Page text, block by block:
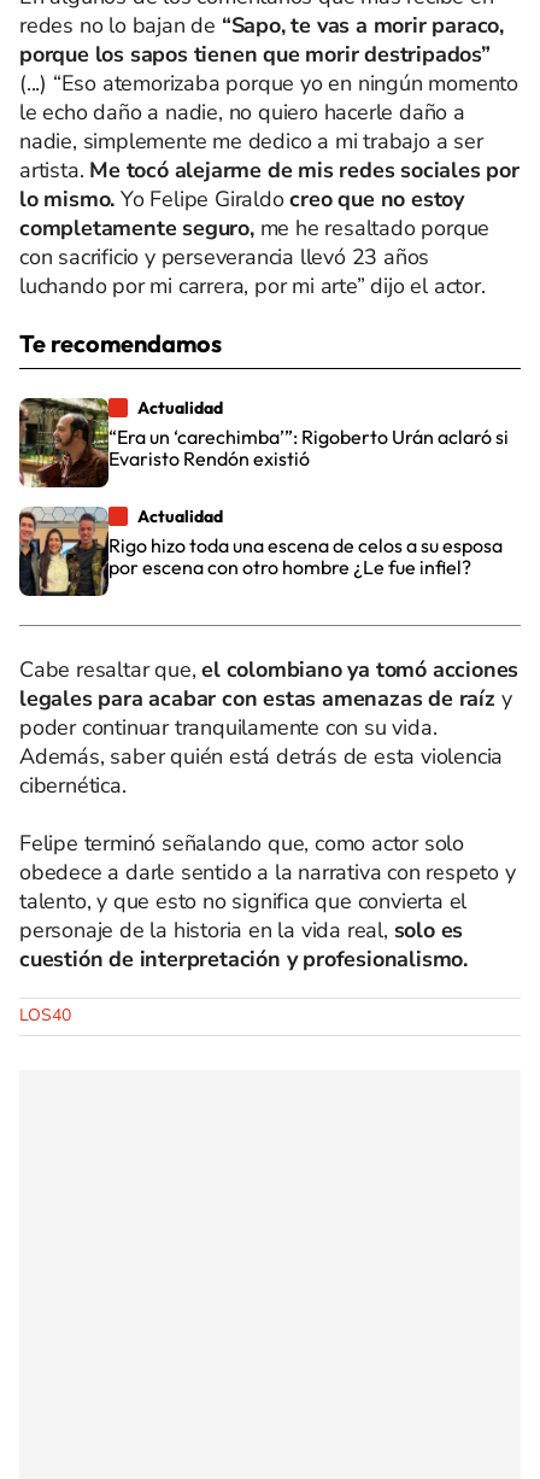
redes no lo bajan de “Sapo, te vas a morir paraco,
porque los sapos tienen que morir destripados”
(...) “Eso atemorizaba porque yo en ningún momento
le echo daño a nadie, no quiero hacerle daño a
nadie, simplemente me dedico a mi trabajo a ser
artista. Me tocó alejarme de mis redes sociales por
lo mismo. Yo Felipe Giraldocreo que no estoy
completamente seguro,me he resaltado porque
con sacrificio y perseverancia llevó 23 años
luchando por mi carrera, por mi arte” dijo el actor.
Te recomendamos
Actualidad
“Era un ‘carechimba’”: Rigoberto Urán aclaró si
Evaristo Rendón existió
Actualidad
Rigo hizo toda una escena de celos a su esposa
por escena con otro hombre ¿Le fue infiel?
Cabe resaltar que,el colombiano ya tomó acciones
legales para acabar con estas amenazas de raíz y
poder continuar tranquilamente con su vida.
Además, saber quién está detrás de esta violencia
cibernética.
Felipe terminó señalando que, como actor solo
obedece a darle sentido a la narrativa con respeto y
talento, y que esto no significa que convierta el
personaje de la historia en la vida real, solo es
cuestión de interpretación y profesionalismo.
LOS40